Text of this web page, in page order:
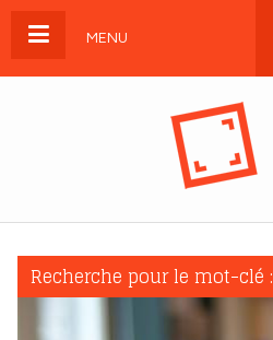
MENU
Recherche pour le mot-clé :